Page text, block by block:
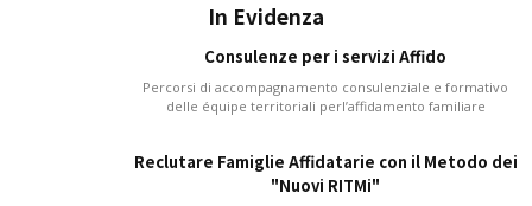
In Evidenza
Consulenze per i servizi Affido
Percorsi di accompagnamento consulenziale e formativo
delle équipe territoriali perl’affidamento familiare
Reclutare Famiglie Affidatarie con il Metodo dei
"Nuovi RITMi"